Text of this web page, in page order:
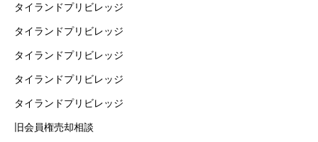
タイランドプリビレッジ
タイランドプリビレッジ
タイランドプリビレッジ
タイランドプリビレッジ
タイランドプリビレッジ
旧会員権売却相談